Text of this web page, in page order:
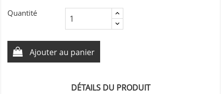
Quantité
Ajouter au panier
DÉTAILS DU PRODUIT